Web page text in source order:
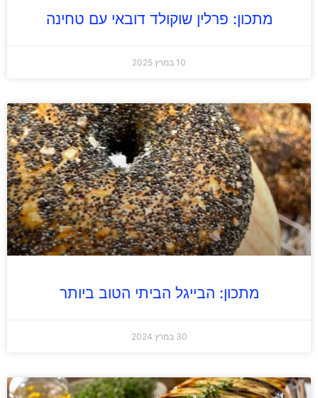
מתכון: פרלין שוקולד דובאי עם טחינה
10 במרץ 2025
מתכון: הבייגל הביתי הטוב ביותר
30 במרץ 2024